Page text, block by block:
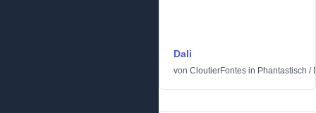
Dali
von CloutierFontes in Phantastisch /